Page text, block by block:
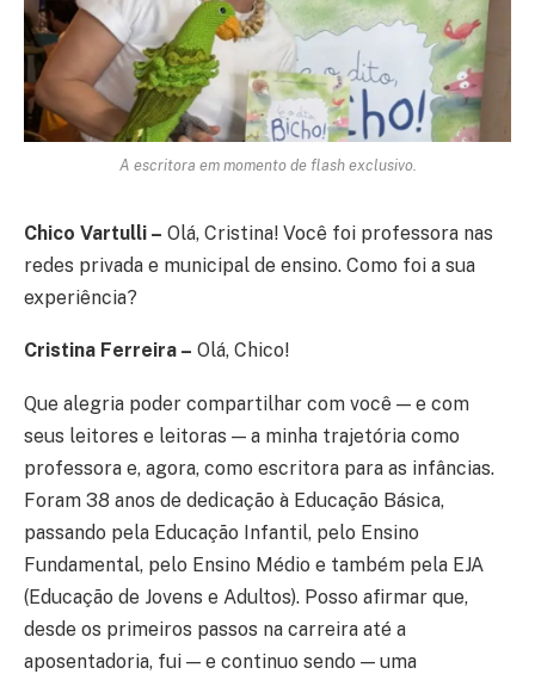
A escritora em momento de flash exclusivo.
Chico Vartulli – Olá, Cristina! Você foi professora nas
redes privada e municipal de ensino. Como foi a sua
experiência?
Cristina Ferreira – Olá, Chico!
Que alegria poder compartilhar com você — e com
seus leitores e leitoras — a minha trajetória como
professora e, agora, como escritora para as infâncias.
Foram 38 anos de dedicação à Educação Básica,
passando pela Educação Infantil, pelo Ensino
Fundamental, pelo Ensino Médio e também pela EJA
(Educação de Jovens e Adultos). Posso afirmar que,
desde os primeiros passos na carreira até a
aposentadoria, fui — e continuo sendo — uma